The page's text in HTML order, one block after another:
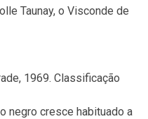
Taunay, o Visconde de
1969. Classificação
negro cresce habituado a